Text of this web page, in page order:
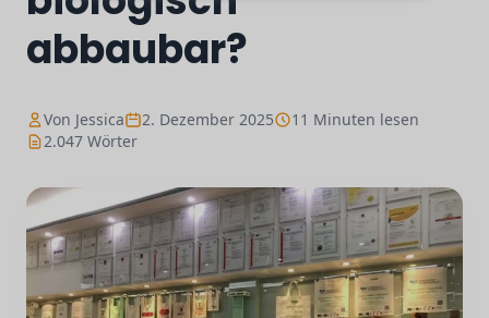
abbaubar?
Von Jessica 2. Dezember 2025
11 Minuten lesen
2.047 Wörter